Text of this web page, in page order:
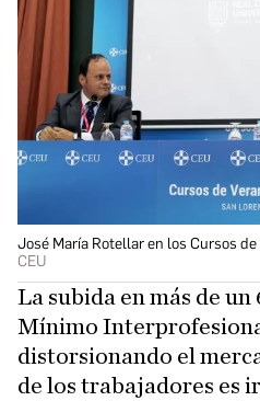
José María Rotellar en los Cursos de
CEU
La subida en más de
Mínimo
distorsionando el
de los trabajadores es